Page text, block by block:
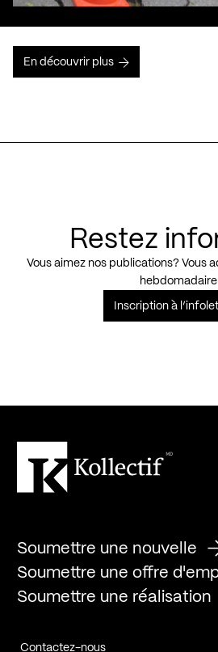
En découvrir plus
Restez
Vous aimez nos publications? Vous
hebdomadaire
Inscription à
Soumettre une nouvelle
Soumettre une offre
Soumettre une réalisation
Contactez-nous